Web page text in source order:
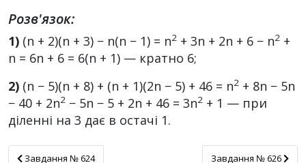
Розв'язок:
1) (n + 2)(n + 3) − n(n − 1) = n2 + 3n + 2n + 6 − n2 +
n = 6n + 6 = 6(n + 1) — кратно 6;
2) (n − 5)(n + 8) + (n + 1)(2n − 5) + 46 = n2 + 8n − 5n
− 40 + 2n2 − 5n − 5 + 2n + 46 = 3n2 + 1 — при
діленні на 3 дає в остачі 1.
Завдання № 624
Завдання № 624 Завдання № 626
Завдання № 626